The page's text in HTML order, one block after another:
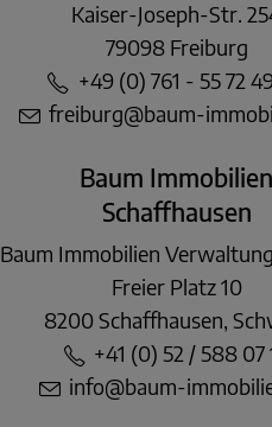
Kaiser-Joseph-Str.
79098 Freiburg
+49 (0) 761 - 55 72
freiburg@baum-
Baum Immobilien
Schaffhausen
Baum Immobilien
Freier Platz 10
8200 Schaffhausen,
+41 (0) 52 / 588 07
info@baum-